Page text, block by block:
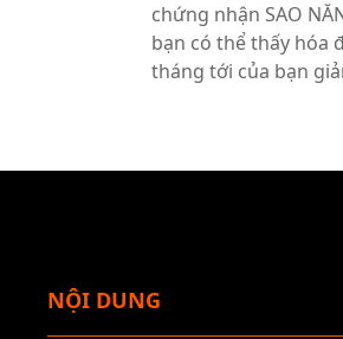
chứng nhận SAO
bạn có thể thấy hóa
tháng tới của bạn
NỘI DUNG